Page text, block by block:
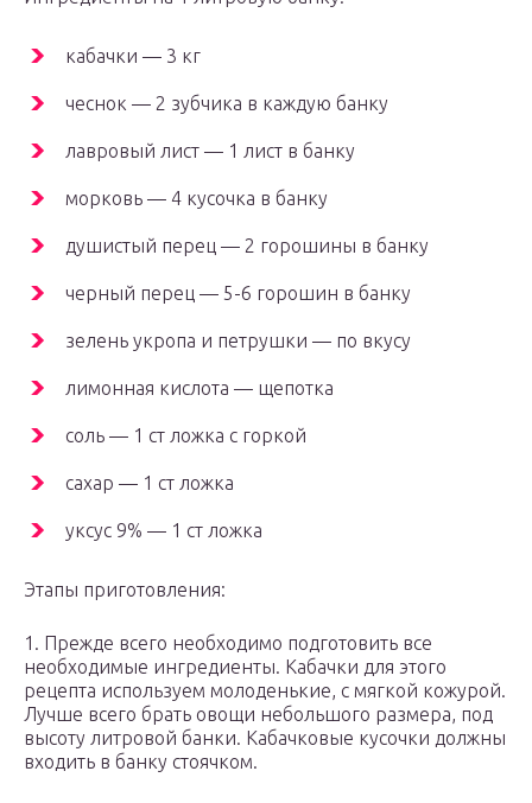
кабачки — 3 кг
чеснок — 2 зубчика в каждую банку
лавровый лист — 1 лист в банку
морковь — 4 кусочка в банку
душистый перец — 2 горошины в банку
черный перец — 5-6 горошин в банку
зелень укропа и петрушки — по вкусу
лимонная кислота — щепотка
соль — 1 ст ложка с горкой
сахар — 1 ст ложка
уксус 9% — 1 ст ложка
Этапы приготовления:
1. Прежде всего необходимо подготовить все
необходимые ингредиенты. Кабачки для этого
рецепта используем молоденькие, с мягкой кожурой.
Лучше всего брать овощи небольшого размера, под
высоту литровой банки. Кабачковые кусочки должны
входить в банку стоячком.